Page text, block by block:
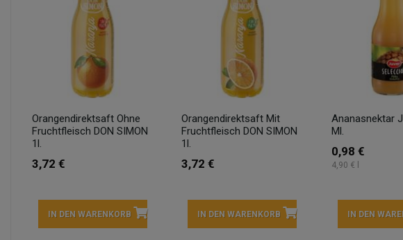
Orangendirektsaft Ohne
Fruchtfleisch DON SIMON
1l.
3,72 €
IN DEN WARENKORB
Orangendirektsaft Mit
Fruchtfleisch DON SIMON
1l.
3,72 €
IN DEN WARENKORB
Ananasnektar
Ml.
0,98 €
4,90 € l
IN DEN